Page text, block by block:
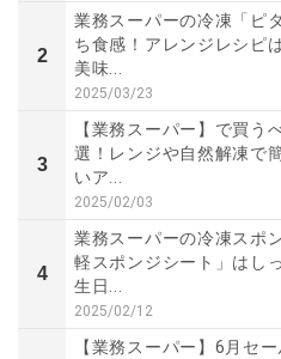
2
業務スーパーの冷凍「ピ
ち食感！アレンジレシピ
美味...
2025/03/23
3
【業務スーパー】で買う
選！レンジや自然解凍で
いア...
2025/02/03
4
業務スーパーの冷凍スポ
軽スポンジシート」はし
生日...
2025/02/12
【業務スーパー】6月セ